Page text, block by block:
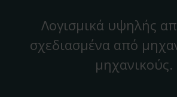
Λογισμικά υψηλής
σχεδιασμένα από
μηχανικούς.